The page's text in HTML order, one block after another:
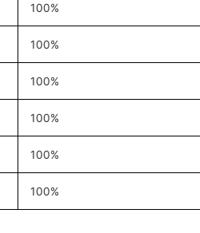
100%
100%
100%
100%
100%
100%